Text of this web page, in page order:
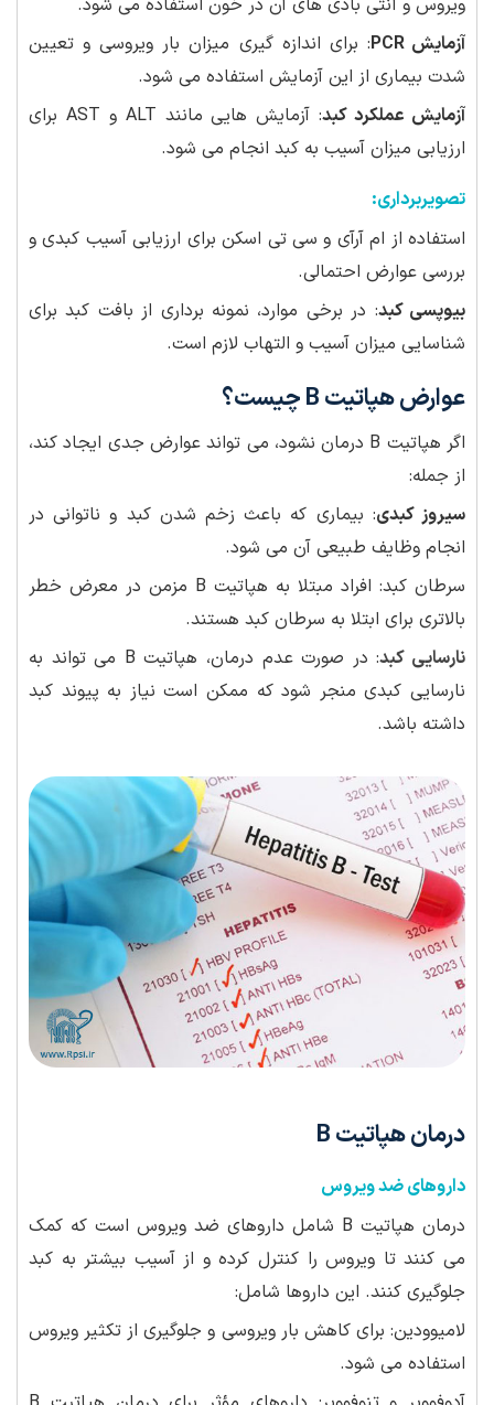
ویروس و آنتی بادی های آن در خون استفاده می شود.
آزمایش PCR
: برای اندازه گیری میزان بار ویروسی و تعیین
شدت بیماری از این آزمایش استفاده می شود.
آزمایش عملکرد کبد
: آزمایش هایی مانند ALT و AST برای
ارزیابی میزان آسیب به کبد انجام می شود.
تصویربرداری:
استفاده از ام آرآی و سی تی اسکن برای ارزیابی آسیب کبدی و
بررسی عوارض احتمالی.
بیوپسی کبد: در برخی موارد، نمونه برداری از بافت کبد برای
شناسایی میزان آسیب و التهاب لازم است.
عوارض هپاتیت B چیست؟
اگر هپاتیت B درمان نشود، می تواند عوارض جدی ایجاد کند،
از جمله:
سیروز کبدی: بیماری که باعث زخم شدن کبد و ناتوانی در
انجام وظایف طبیعی آن می شود.
سرطان کبد: افراد مبتلا به هپاتیت B مزمن در معرض خطر
بالاتری برای ابتلا به سرطان کبد هستند.
نارسایی کبد
: در صورت عدم درمان، هپاتیت B می تواند به
نارسایی کبدی منجر شود که ممکن است نیاز به پیوند کبد
داشته باشد.
درمان هپاتیت B
داروهای ضد ویروس
درمان هپاتیت B شامل داروهای ضد ویروس است که کمک
می کنند تا ویروس را کنترل کرده و از آسیب بیشتر به کبد
جلوگیری کنند. این داروها شامل:
لامیوودین: برای کاهش بار ویروسی و جلوگیری از تکثیر ویروس
استفاده می شود.